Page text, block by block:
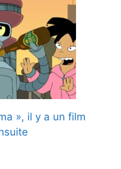
», il y a un film